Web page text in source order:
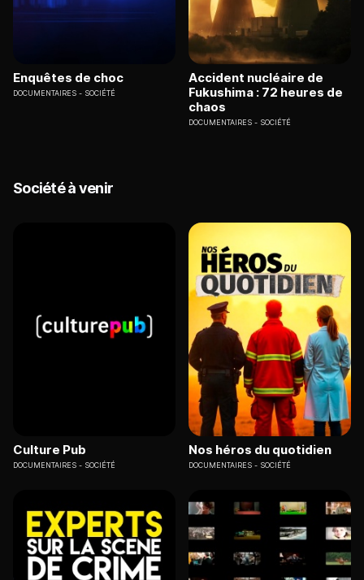
Enquêtes de choc
DOCUMENTAIRES SOCIÉTÉ
Accident nucléaire de
Fukushima : 72 heures de
chaos
DOCUMENTAIRES SOCIÉTÉ
Société à venir
Culture Pub
DOCUMENTAIRES SOCIÉTÉ
Nos héros du quotidien
DOCUMENTAIRES SOCIÉTÉ